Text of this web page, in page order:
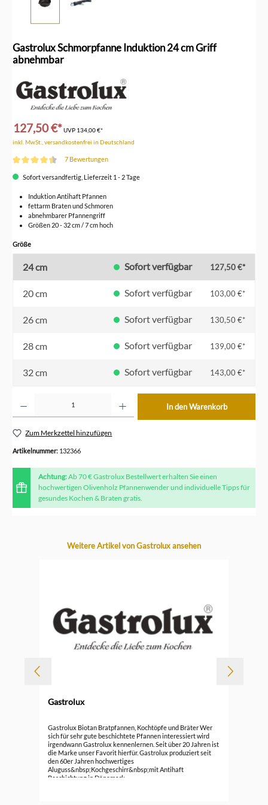
Gastrolux Schmorpfanne Induktion 24 cm Griff
abnehmbar
127,50 €*UVP 134,00 €*
inkl. MwSt., versandkostenfrei in Deutschland
7 Bewertungen
Sofort versandfertig, Lieferzeit 1 - 2 Tage
Induktion Antihaft Pfannen
fettarm Braten und Schmoren
abnehmbarer Pfannengriff
Größen 20 - 32 cm / 7 cm hoch
Größeauswählen
24 cm Sofort verfügbar 127,50 €*
20 cm Sofort verfügbar 103,00 €*
26 cm Sofort verfügbar 130,50 €*
28 cm Sofort verfügbar 139,00 €*
32 cm Sofort verfügbar 143,00 €*
In den Warenkorb
Zum Merkzettel hinzufügen
Artikelnummer: 132366
Achtung:Ab 70 € Gastrolux Bestellwert erhalten Sie einen
hochwertigen Olivenholz Pfannenwender und individuelle Tipps für
gesundes Kochen & Braten gratis.
Produktgalerie überspringen
Weitere Artikel von Gastrolux ansehen
Gastrolux
Gastrolux Biotan Bratpfannen, Kochtöpfe und Bräter Wer
sich für sehr gute beschichtete Pfannen interessiert wird
irgendwann Gastrolux kennenlernen. Seit über 20 Jahren ist
die Marke unser Favorit hierfür. Gastrolux produziert seit
den 60er Jahren hochwertiges
Aluguss&nbsp;Kochgeschirr&nbsp;mit Antihaft
Beschichtung in Dänemark.